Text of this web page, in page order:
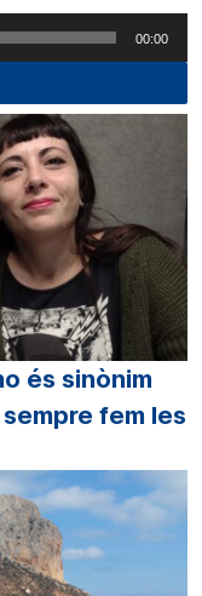
00:00
és sinònim
fem les